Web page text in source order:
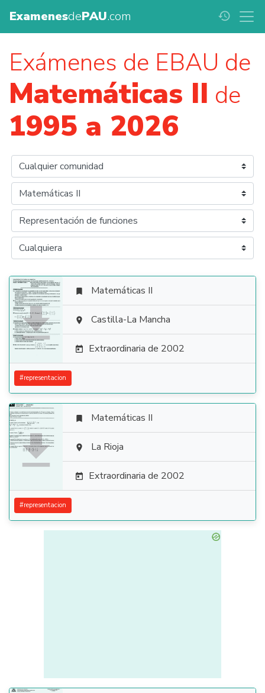
ExamenesdePAU.com history
Exámenes de EBAU de
Matemáticas II de
1995 a 2026

 Matemáticas II
 Castilla-La Mancha
 Extraordinaria de 2002
#representacion

 Matemáticas II
 La Rioja
 Extraordinaria de 2002
#representacion